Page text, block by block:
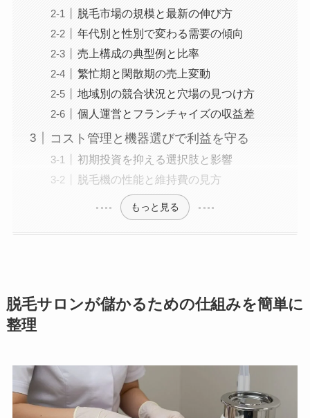
脱毛市場の規模と最新の伸び方
年代別と性別で変わる需要の傾向
売上構成の典型例と比率
繁忙期と閑散期の売上変動
地域別の競合状況と穴場の見つけ方
個人運営とフランチャイズの収益差
コスト管理と機器選びで利益を守る
初期投資を抑える選択肢と影響
脱毛機の性能と維持費の見方
もっと見る
脱毛サロンが儲かるための仕組みを簡単に
整理